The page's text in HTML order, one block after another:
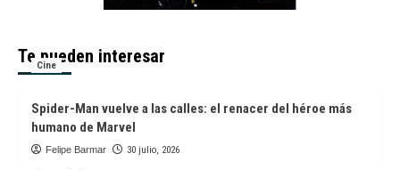
Te pueden interesar
Cine
Spider-Man vuelve a las calles: el renacer del héroe más
humano de Marvel
Felipe Barmar 30 julio, 2026